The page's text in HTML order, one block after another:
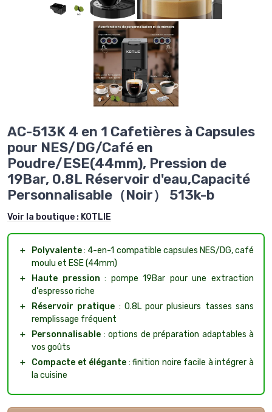
AC-513K 4 en 1 Cafetières à Capsules
pour NES/DG/Café en
Poudre/ESE(44mm), Pression de
19Bar, 0.8L Réservoir d'eau,Capacité
Personnalisable（Noir） 513k-b
Voir la boutique : KOTLIE
＋ Polyvalente: 4-en-1 compatible capsules NES/DG, café
moulu et ESE (44mm)
＋
Haute pression : pompe 19Bar pour une extraction
d'espresso riche
＋
Réservoir pratique : 0.8L pour plusieurs tasses sans
remplissage fréquent
＋
Personnalisable : options de préparation adaptables à
vos goûts
＋
Compacte et élégante : finition noire facile à intégrer à
la cuisine